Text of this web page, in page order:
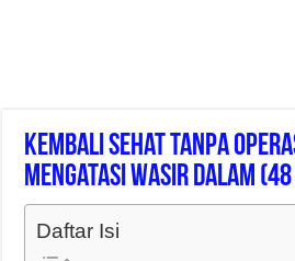
Kembali Sehat Tanpa
Mengatasi Wasir Dalam
Daftar Isi